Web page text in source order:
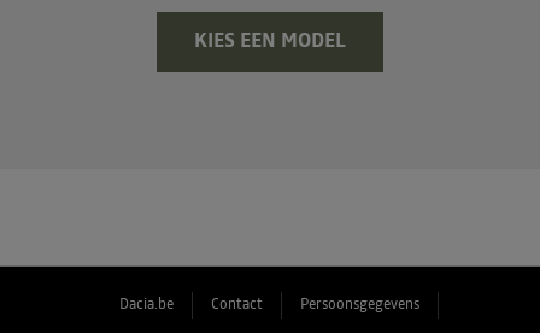
KIES EEN MODEL
Dacia.be Contact Persoonsgegevens